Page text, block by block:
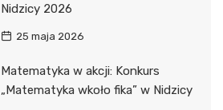
Nidzicy 2026
25 maja 2026
Matematyka w akcji: Konkurs
„Matematyka wkoło fika” w Nidzicy